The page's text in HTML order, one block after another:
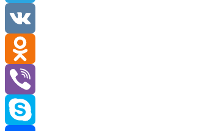
Telegram
VK
Odnoklassniki
Viber